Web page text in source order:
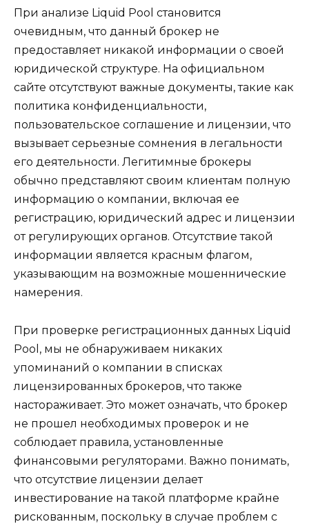
При анализе Liquid Pool становится
очевидным, что данный брокер не
предоставляет никакой информации о своей
юридической структуре. На официальном
сайте отсутствуют важные документы, такие как
политика конфиденциальности,
пользовательское соглашение и лицензии, что
вызывает серьезные сомнения в легальности
его деятельности. Легитимные брокеры
обычно представляют своим клиентам полную
информацию о компании, включая ее
регистрацию, юридический адрес и лицензии
от регулирующих органов. Отсутствие такой
информации является красным флагом,
указывающим на возможные мошеннические
намерения.
При проверке регистрационных данных Liquid
Pool, мы не обнаруживаем никаких
упоминаний о компании в списках
лицензированных брокеров, что также
настораживает. Это может означать, что брокер
не прошел необходимых проверок и не
соблюдает правила, установленные
финансовыми регуляторами. Важно понимать,
что отсутствие лицензии делает
инвестирование на такой платформе крайне
рискованным, поскольку в случае проблем с